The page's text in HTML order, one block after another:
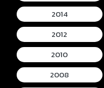
2014
2012
2010
2008